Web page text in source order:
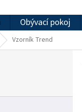
Obývací pokoj
Vzorník Trend